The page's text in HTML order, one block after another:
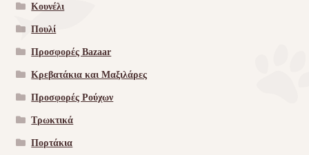
Κουνέλι
Πουλί
Προσφορές Bazaar
Κρεβατάκια και Μαξιλάρες
Προσφορές Ρούχων
Τρωκτικά
Πορτάκια